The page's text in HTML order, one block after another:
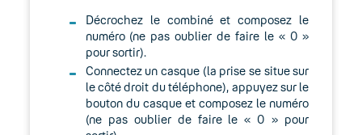
Décrochez le combiné et composez le
numéro (ne pas oublier de faire le « 0 »
pour sortir).
Connectez un casque (la prise se situe sur
le côté droit du téléphone), appuyez sur le
bouton du casque et composez le numéro
(ne pas oublier de faire le « 0 » pour